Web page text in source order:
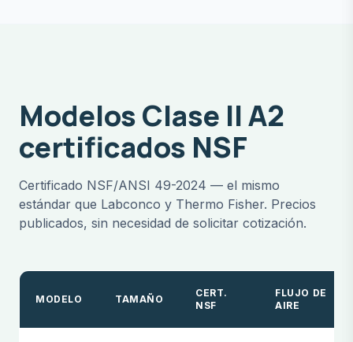
Modelos Clase II A2
certificados NSF
Certificado NSF/ANSI 49-2024 — el mismo
estándar que Labconco y Thermo Fisher. Precios
publicados, sin necesidad de solicitar cotización.
MODELO TAMAÑO
CERT.
NSF
FLUJO DE
AIRE